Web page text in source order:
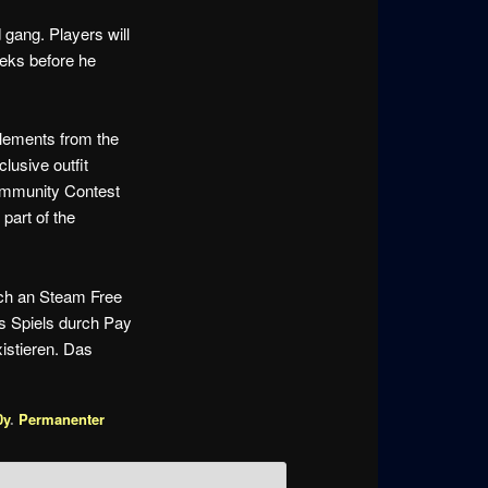
gang. Players will
before he
from the
outfit
Contest
of the
an Steam Free
Spiels durch Pay
Das
. Permanenter